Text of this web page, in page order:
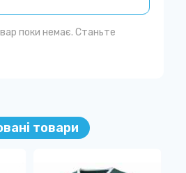
поки немає. Станьте
товари